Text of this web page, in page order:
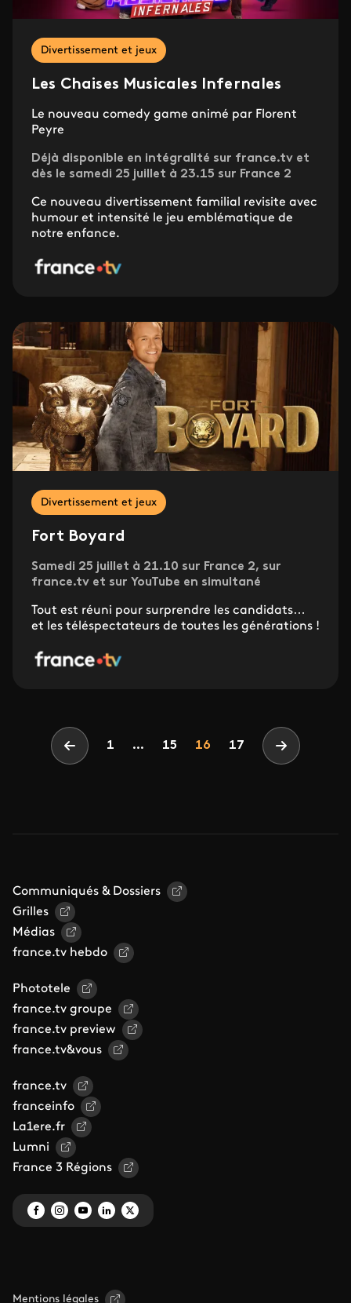
Divertissement et jeux
Les Chaises Musicales Infernales
Le nouveau comedy game animé par Florent
Peyre
Déjà disponible en intégralité sur france.tv et
dès le samedi 25 juillet à 23.15 sur France 2
Ce nouveau divertissement familial revisite avec
humour et intensité le jeu emblématique de
notre enfance.
Divertissement et jeux
Fort Boyard
Samedi 25 juillet à 21.10 sur France 2, sur
france.tv et sur YouTube en simultané
Tout est réuni pour surprendre les candidats…
et les téléspectateurs de toutes les générations !
Pagination
Page précédente
1 ... Page
15 Page
16 Page
17 Page
Communiqués & Dossiers
Grilles
Médias
france.tv hebdo
Phototele
france.tv groupe
france.tv preview
france.tv&vous
france.tv
franceinfo
La1ere.fr
Lumni
France 3 Régions
Mentions légales